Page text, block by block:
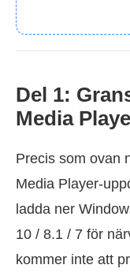
Del 1:
Media
Precis som ovan
Media Player-
ladda ner
10 / 8.1 / 7 för
kommer inte att